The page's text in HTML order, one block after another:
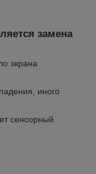
замена
экрана
иного
сенсорный